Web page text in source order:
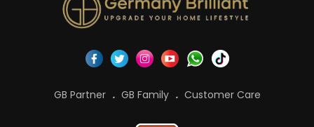
GB Partner GB Family Customer Care